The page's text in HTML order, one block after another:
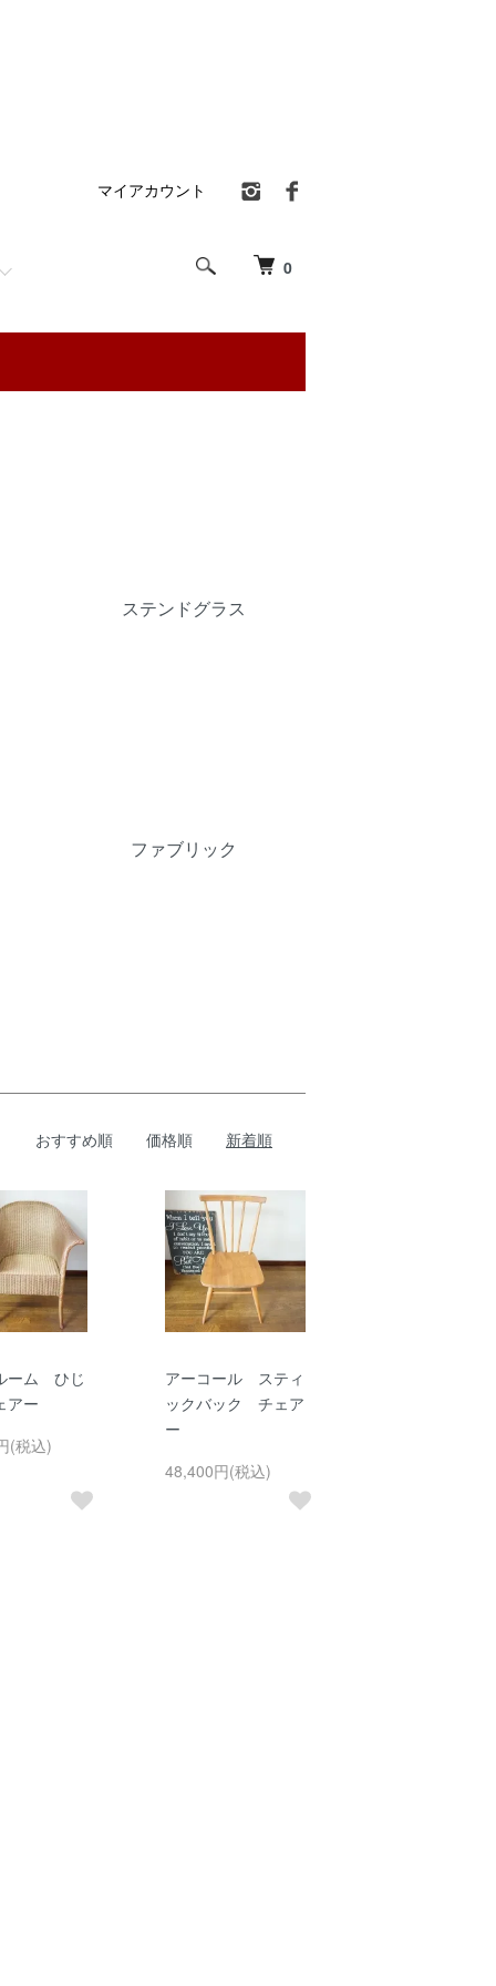
0
マイアカウント
ステンドグラス
ファブリック
おすすめ順 価格順 新着順
ーム ひじ
アー
(税込)
アーコール スティ
ックバック チェア
ー
48,400円(税込)